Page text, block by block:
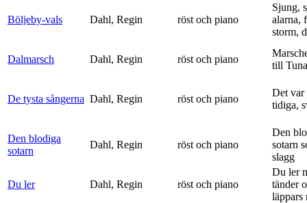
Böljeby-vals Dahl, Regin röst och piano
Sjung,
alarna,
storm,
Dalmarsch Dahl, Regin röst och piano
till Tuna
De tysta sångerna Dahl, Regin röst och piano
Det var
tidiga,
Den blodiga
sotarn
Dahl, Regin röst och piano
Den
sotarn
slagg
Du ler Dahl, Regin röst och piano
Du ler
tänder
läppars